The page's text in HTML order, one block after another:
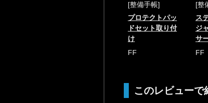
[整備手帳]
プロテクトパッ
ドセット取り付
け
FF
[整
ス
ジ
サ
FF
このレビューで